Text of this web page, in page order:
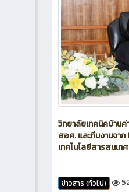
วิทยาลัยเทคนิคบ้า
สอศ. และทีมงานจาก
เทคโนโลยีสารสนเทศ
ข่าวสาร (ทั่วไป)